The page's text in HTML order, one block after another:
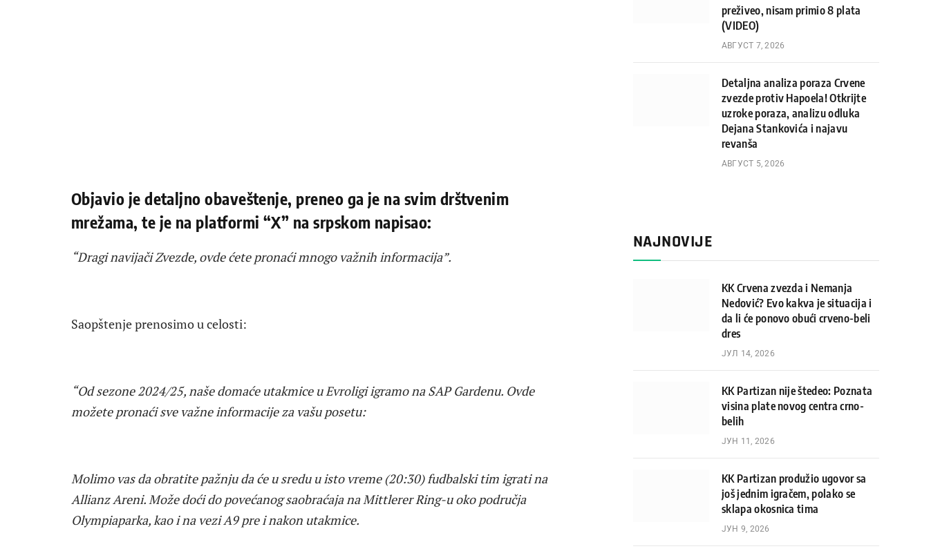
Objavio je detaljno obaveštenje, preneo ga je na svim drštvenim
mrežama, te je na platformi “X” na srpskom napisao:
“Dragi navijači Zvezde, ovde ćete pronaći mnogo važnih informacija”.
Saopštenje prenosimo u celosti:
“Od sezone 2024/25, naše domaće utakmice u Evroligi igramo na SAP Gardenu. Ovde
možete pronaći sve važne informacije za vašu posetu:
Molimo vas da obratite pažnju da će u sredu u isto vreme (20:30) fudbalski tim igrati na
Allianz Areni. Može doći do povećanog saobraćaja na Mittlerer Ring-u oko područja
Olympiaparka, kao i na vezi A9 pre i nakon utakmice.
preživeo, nisam primio 8 plata
(VIDEO)
АВГУСТ 7, 2026
Detaljna analiza poraza Crvene
zvezde protiv Hapoela! Otkrijte
uzroke poraza, analizu odluka
Dejana Stankovića i najavu
revanša
АВГУСТ 5, 2026
NAJNOVIJE
KK Crvena zvezda i Nemanja
Nedović? Evo kakva je situacija i
da li će ponovo obući crveno-beli
dres
ЈУЛ 14, 2026
KK Partizan nije štedeo: Poznata
visina plate novog centra crno-
belih
ЈУН 11, 2026
KK Partizan produžio ugovor sa
još jednim igračem, polako se
sklapa okosnica tima
ЈУН 9, 2026